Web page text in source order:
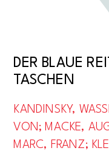
DER BLAUE
TASCHEN
KANDINSKY,
VON; MACKE,
MARC, FRANZ;